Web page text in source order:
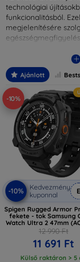
technológiai
funkcionalitásból.
megjelenítésére
szó
személyre szabható
választéka minden
legjobban
ki az Ön számára
Ajánlott
-10%
-10%
Kedvezmény
kuponnal
Spigen Rugged Armor
fekete - tok Samsung
Watch Ultra 2 47mm
12 990 Ft
11 691 Ft
Külső raktáron > 5